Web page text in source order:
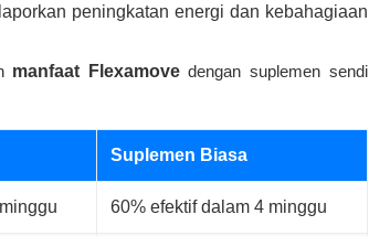
peningkatan energi dan kebahagiaan
manfaat Flexamovedengan suplemen sendi
Suplemen Biasa
60% efektif dalam 4 minggu